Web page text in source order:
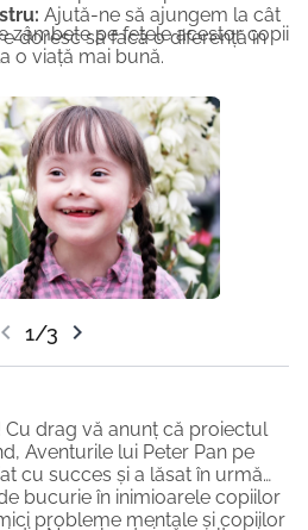
Ajută-ne să ajungem la cât
doresc să facă o diferență în
zâmbete pe fețele acestor copii
o viață mai bună.
chevron_left 1/3 chevron_right
Cu drag vă anunț că proiectul
Aventurile lui Peter Pan pe
cu succes și a lăsat în urmă
bucurie în inimioarele copiilor
probleme mentale și copiilor